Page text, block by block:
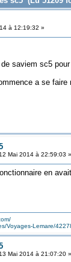
à 12:19:32 »
saviem sc5
a se faire
Mai 2014 à 22:59:03 »
en
Voyages-Lemare/
Mai 2014 à 21:07:20 »